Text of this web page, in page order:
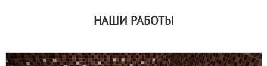
НАШИ РАБОТЫ